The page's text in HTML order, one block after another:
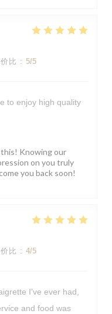
比 : 5/5
to enjoy high quality
this! Knowing our
on you truly
you back soon!
比 : 4/5
I’ve ever had,
and food was